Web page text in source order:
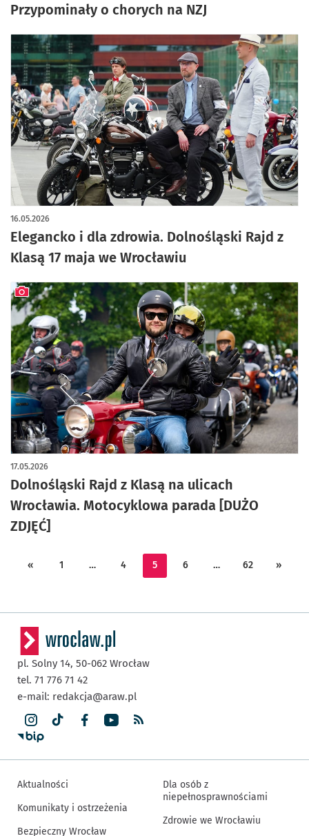
Przypominały o chorych na NZJ
Elegancko i dla zdrowia. Dolnośląski Rajd z
Klasą 17 maja we Wrocławiu
16.05.2026
Dolnośląski Rajd z Klasą na ulicach
Wrocławia. Motocyklowa parada [DUŻO
ZDJĘĆ]
17.05.2026
artykuł z galerią zdjęć
« 1 … 4 5 6 … 62 »
pl. Solny 14, 50-062 Wrocław
tel. 71 776 71 42
e-mail: redakcja@araw.pl
Aktualności
Komunikaty i ostrzeżenia
Bezpieczny Wrocław
Dla osób z
niepełnosprawnościami
Zdrowie we Wrocławiu